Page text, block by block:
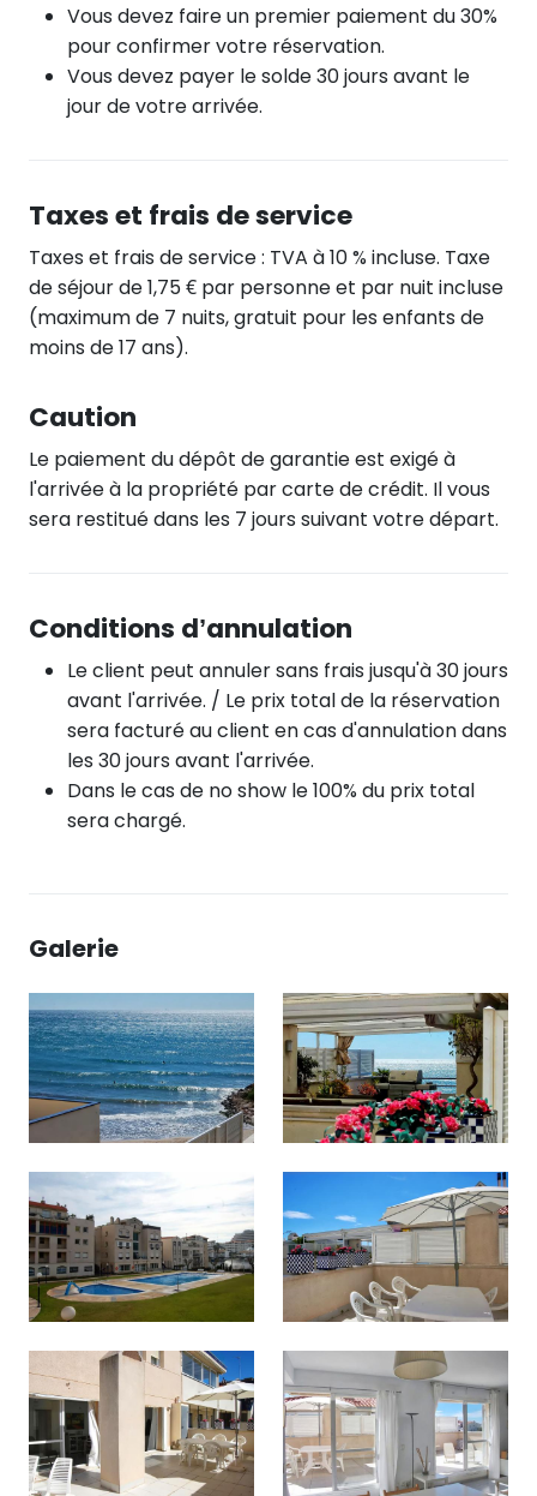
Vous devez faire un premier paiement du 30%
pour confirmer votre réservation.
Vous devez payer le solde 30 jours avant le
jour de votre arrivée.
Taxes et frais de service
Taxes et frais de service : TVA à 10 % incluse. Taxe
de séjour de 1,75 € par personne et par nuit incluse
(maximum de 7 nuits, gratuit pour les enfants de
moins de 17 ans).
Caution
Le paiement du dépôt de garantie est exigé à
l'arrivée à la propriété par carte de crédit. Il vous
sera restitué dans les 7 jours suivant votre départ.
Conditions d’annulation
Le client peut annuler sans frais jusqu'à 30 jours
avant l'arrivée. / Le prix total de la réservation
sera facturé au client en cas d'annulation dans
les 30 jours avant l'arrivée.
Dans le cas de no show le 100% du prix total
sera chargé.
Galerie